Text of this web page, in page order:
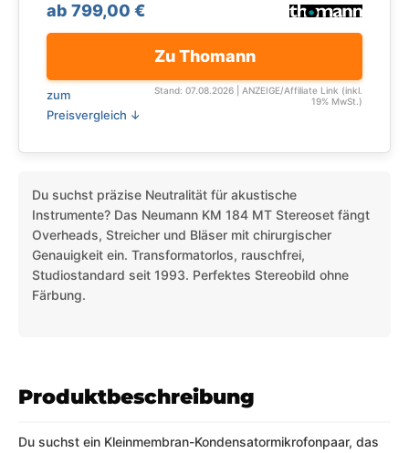
ab 799,00 €
Zu Thomann
zum
Preisvergleich ↓
Stand: 07.08.2026 | ANZEIGE/Affiliate Link (inkl.
19% MwSt.)
Du suchst präzise Neutralität für akustische
Instrumente? Das Neumann KM 184 MT Stereoset fängt
Overheads, Streicher und Bläser mit chirurgischer
Genauigkeit ein. Transformatorlos, rauschfrei,
Studiostandard seit 1993. Perfektes Stereobild ohne
Färbung.
Produktbeschreibung
Du suchst ein Kleinmembran-Kondensatormikrofonpaar, das